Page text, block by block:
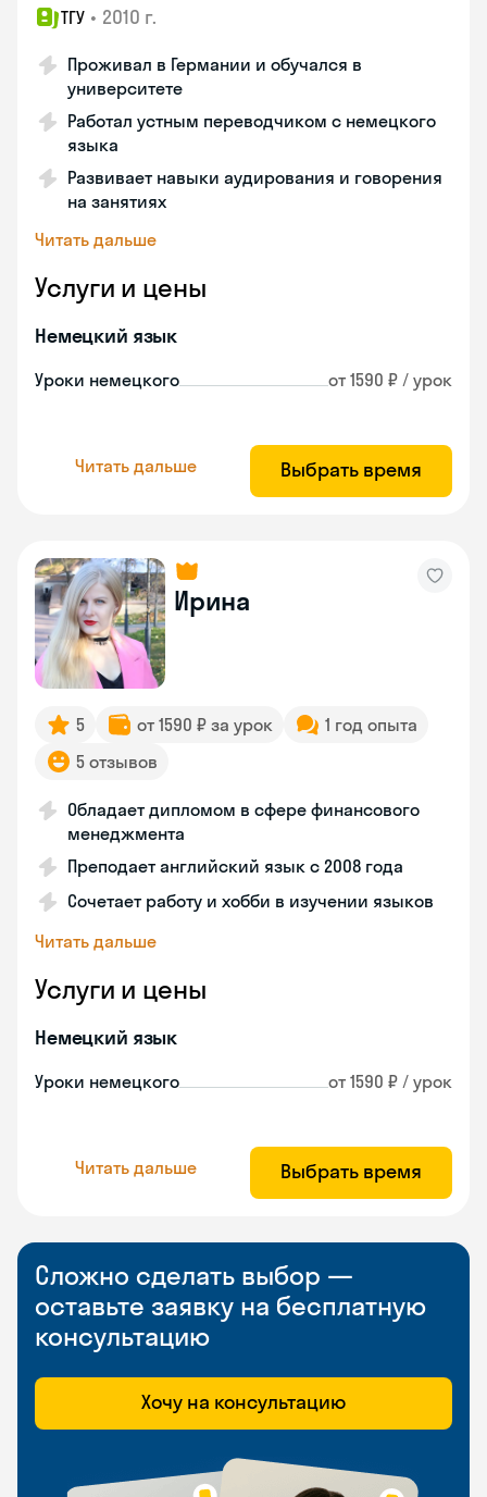
ТГУ • 2010 г.
Проживал в Германии и обучался в
университете
Работал устным переводчиком с немецкого
языка
Развивает навыки аудирования и говорения
на занятиях
Читать дальше
Услуги и цены
Немецкий язык
Уроки немецкого от 1590 ₽ / урок
Читать дальше Выбрать время
Ирина
5 от 1590 ₽ за урок
1 год опыта
5 отзывов
Обладает дипломом в сфере финансового
менеджмента
Преподает английский язык с 2008 года
Сочетает работу и хобби в изучении языков
Читать дальше
Услуги и цены
Немецкий язык
Уроки немецкого от 1590 ₽ / урок
Читать дальше Выбрать время
Сложно сделать выбор —
оставьте заявку на бесплатную
консультацию
Хочу на консультацию